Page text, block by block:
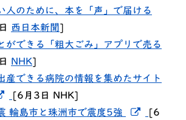
人のために、本を「声」で届ける
ィンドウでリンクを開く
西日本新聞 ]
ができる「粗大ごみ」アプリで売る
ィンドウでリンクを開く
NHK]
産できる病院の情報を集めたサイト
新しいウィンドウでリンクを開く
[6月3日 NHK]
輪島市と珠洲市で震度5強
新しい
[6